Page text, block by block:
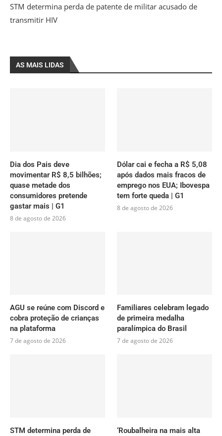
STM determina perda de patente de militar acusado de
transmitir HIV
AS MAIS LIDAS
Dia dos Pais deve
movimentar R$ 8,5 bilhões;
quase metade dos
consumidores pretende
gastar mais | G1
8 de agosto de 2026
Dólar cai e fecha a R$ 5,08
após dados mais fracos de
emprego nos EUA; Ibovespa
tem forte queda | G1
8 de agosto de 2026
AGU se reúne com Discord e
cobra proteção de crianças
na plataforma
7 de agosto de 2026
Familiares celebram legado
de primeira medalha
paralímpica do Brasil
7 de agosto de 2026
STM determina perda de
‘Roubalheira na mais alta